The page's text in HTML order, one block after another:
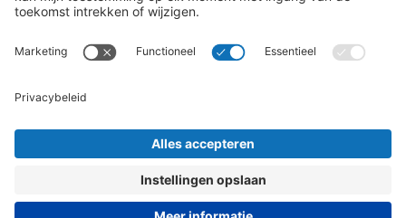
Openingstijden
Dinsdag
Woensdag
Donderdag
09.00 - 18.00 uur
09.00 - 18.00 uur
Gesloten